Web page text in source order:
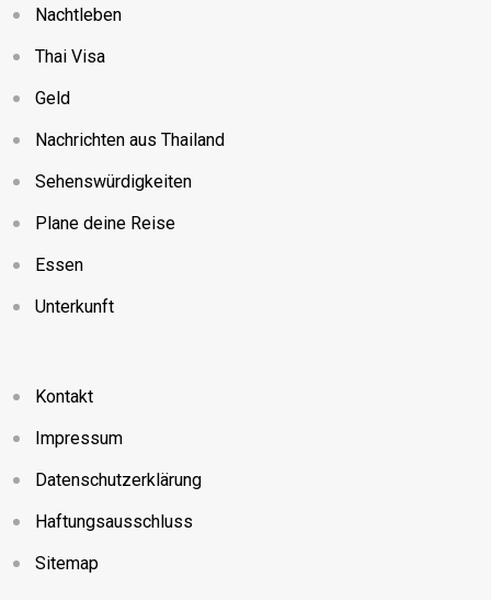
Nachtleben
Thai Visa
Geld
Nachrichten aus Thailand
Sehenswürdigkeiten
Plane deine Reise
Essen
Unterkunft
Kontakt
Impressum
Datenschutzerklärung
Haftungsausschluss
Sitemap